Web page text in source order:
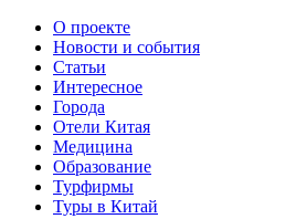
О проекте
Новости и события
Статьи
Интересное
Города
Отели Китая
Медицина
Образование
Турфирмы
Туры в Китай